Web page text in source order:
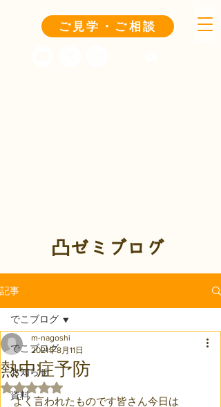
ご見学・ご相談
凸ゼミブログ
記事
でこブログ
お知らせ
資料
でこブログ
熱中症予防
m-nagoshi
2021年8月11日
5つ星のうちNaNと評価されています。
よく言われたものです皆さん今日は